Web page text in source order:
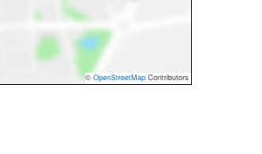
© OpenStreetMap Contributors